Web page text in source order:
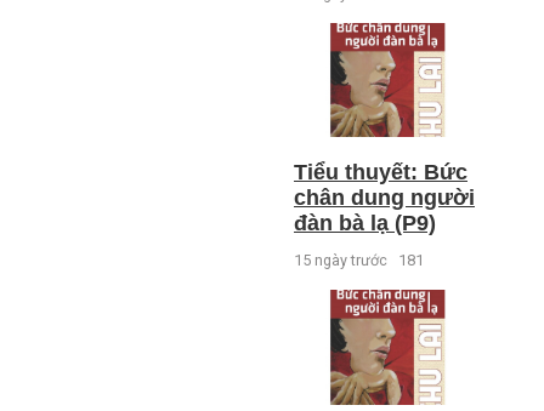
Tiểu thuyết: Bức
chân dung người
đàn bà lạ (P9)
15 ngày trước 181